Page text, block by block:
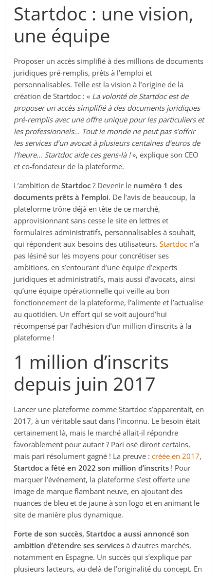
Startdoc : une vision,
une équipe
Proposer un accès simplifié à des millions de documents
juridiques pré-remplis, prêts à l’emploi et
personnalisables. Telle est la vision à l’origine de la
création de Startdoc : « La volonté de Startdoc est de
proposer un accès simplifié à des documents juridiques
pré-remplis avec une offre unique pour les particuliers et
les professionnels… Tout le monde ne peut pas s’offrir
les services d’un avocat à plusieurs centaines d’euros de
l’heure… Startdoc aide ces gens-là !», explique son CEO
et co-fondateur de la plateforme.
L’ambition deStartdoc ? Devenir le numéro 1 des
documents prêts à l’emploi. De l’avis de beaucoup, la
plateforme trône déjà en tête de ce marché,
approvisionnant sans cesse le site en lettres et
formulaires administratifs, personnalisables à souhait,
qui répondent aux besoins des utilisateurs.Startdoc n’a
pas lésiné sur les moyens pour concrétiser ses
ambitions, en s’entourant d’une équipe d’experts
juridiques et administratifs, mais aussi d’avocats, ainsi
qu’une équipe opérationnelle qui veille au bon
fonctionnement de la plateforme, l’alimente et l’actualise
au quotidien. Un effort qui se voit aujourd’hui
récompensé par l’adhésion d’un million d’inscrits à la
plateforme !
1 million d’inscrits
depuis juin 2017
Lancer une plateforme comme Startdoc s’apparentait, en
2017, à un véritable saut dans l’inconnu. Le besoin était
certainement là, mais le marché allait-il répondre
favorablement pour autant ? Pari osé diront certains,
mais pari résolument gagné ! La preuve :créée en 2017,
Startdoc a fêté en 2022 son million d’inscrits ! Pour
marquer l’événement, la plateforme s’est offerte une
image de marque flambant neuve, en ajoutant des
nuances de bleu et de jaune à son logo et en animant le
site de manière plus dynamique.
Forte de son succès, Startdoc a aussi annoncé son
ambition d’étendre ses services à d’autres marchés,
notamment en Espagne. Un succès qui s’explique par
plusieurs facteurs, au-delà de l’originalité du concept. En